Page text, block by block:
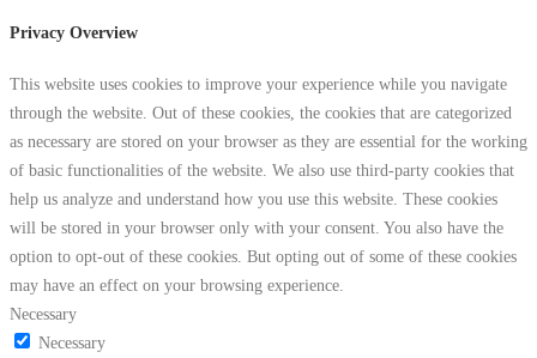
Privacy Overview
This website uses cookies to improve your experience while you navigate
through the website. Out of these cookies, the cookies that are categorized
as necessary are stored on your browser as they are essential for the working
of basic functionalities of the website. We also use third-party cookies that
help us analyze and understand how you use this website. These cookies
will be stored in your browser only with your consent. You also have the
option to opt-out of these cookies. But opting out of some of these cookies
may have an effect on your browsing experience.
Necessary
Necessary